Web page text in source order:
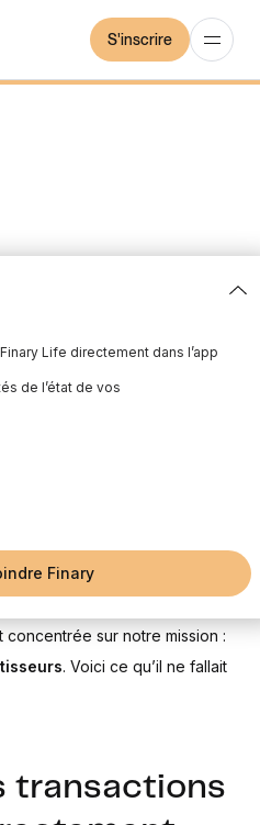
S'inscrire
Life directement dans l’app
de l’état de vos
Finary
2025
par de nombreuses
B de 25 M€et le
sur notre mission :
. Voici ce qu’il ne fallait
transactions